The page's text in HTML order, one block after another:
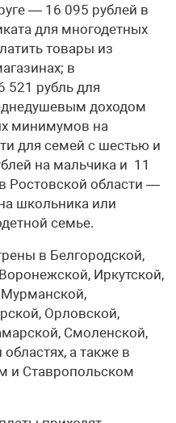
— 16 095 рублей в
для многодетных
товары из
в
521 рубль для
доходом
минимумов на
для семей с шестью и
на мальчика и 11
Ростовской области —
школьника или
семье.
в Белгородской,
Иркутской,
Мурманской,
Орловской,
Смоленской,
а также в
и Ставропольском